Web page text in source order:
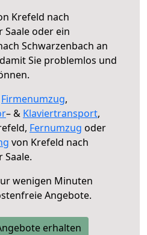
Krefeld nach
Saale oder ein
Schwarzenbach an
Sie problemlos und
Firmenumzug,
– & Klaviertransport,
Fernumzug oder
von Krefeld nach
Saale.
wenigen Minuten
Angebote.
erhalten